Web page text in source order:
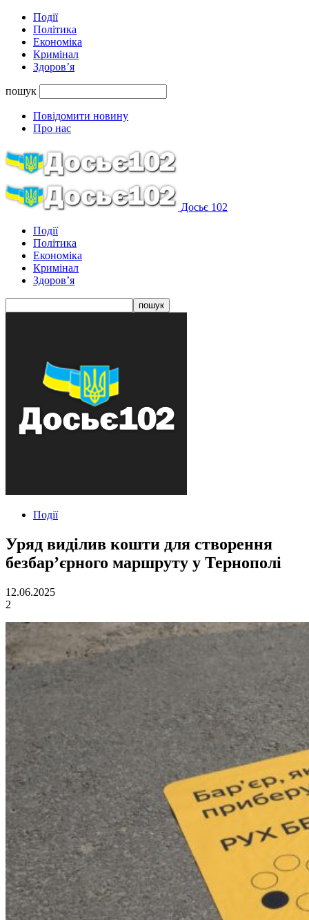
Події
Політика
Економіка
Кримінал
Здоров’я
пошук
Повідомити новину
Про нас
Досьє 102
Події
Політика
Економіка
Кримінал
Здоров’я
Події
Уряд виділив кошти для створення
безбар’єрного маршруту у Тернополі
12.06.2025
2